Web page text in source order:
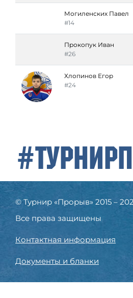
Могиленских Павел
#14
Прокопук Иван
#26
Хлопинов Егор
#24
© Турнир «Прорыв» 2015 –
Все права защищены
Контактная информация
Документы и бланки